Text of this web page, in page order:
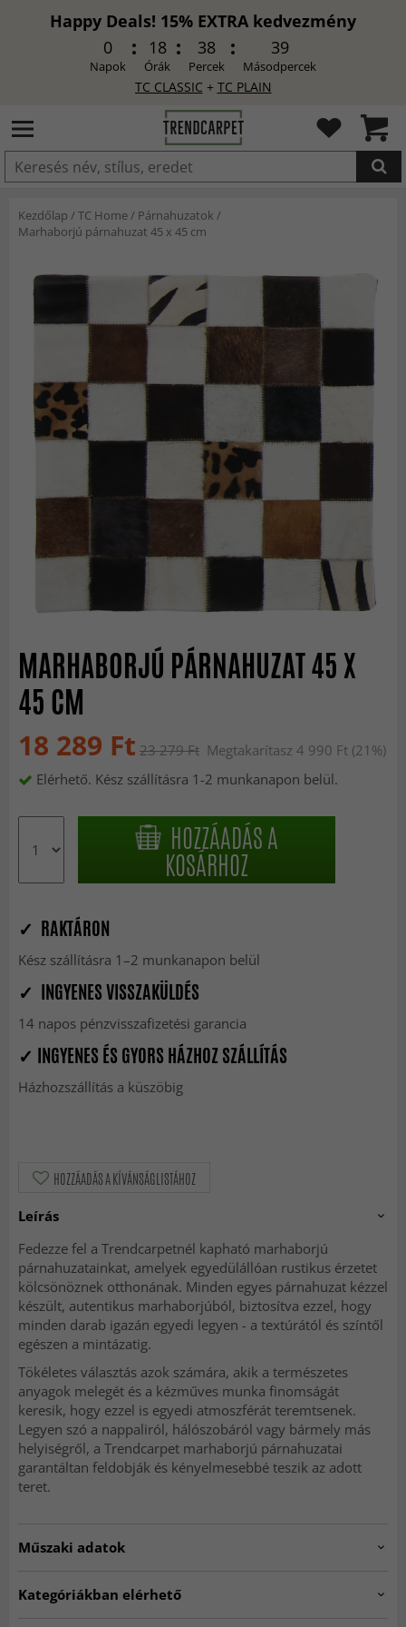
Happy Deals! 15% EXTRA kedvezmény
0
Napok
18
Órák
38
Percek
37
Másodpercek
TC CLASSIC + TC PLAIN
HOZZÁADVA
Kezdőlap /TC Home/ Párnahuzatok /
Marhaborjú párnahuzat 45 x 45 cm
MARHABORJÚ PÁRNAHUZAT 45 X
45 CM
18 289 Ft 23 279 Ft Megtakarítasz 4 990 Ft (21%)
Elérhető. Kész szállításra 1-2 munkanapon belül.
HOZZÁADÁS A
KOSÁRHOZ
✓ RAKTÁRON
Kész szállításra 1–2 munkanapon belül
✓ INGYENES VISSZAKÜLDÉS
14 napos pénzvisszafizetési garancia
✓ INGYENES ÉS GYORS HÁZHOZ SZÁLLÍTÁS
Házhozszállítás a küszöbig
HOZZÁADÁS A KÍVÁNSÁGLISTÁHOZ
Leírás
Fedezze fel a Trendcarpetnél kapható marhaborjú
párnahuzatainkat, amelyek egyedülállóan rustikus érzetet
kölcsönöznek otthonának. Minden egyes párnahuzat kézzel
készült, autentikus marhaborjúból, biztosítva ezzel, hogy
minden darab igazán egyedi legyen - a textúrától és színtől
egészen a mintázatig.
Tökéletes választás azok számára, akik a természetes
anyagok melegét és a kézműves munka finomságát
keresik, hogy ezzel is egyedi atmoszférát teremtsenek.
Legyen szó a nappaliról, hálószobáról vagy bármely más
helyiségről, a Trendcarpet marhaborjú párnahuzatai
garantáltan feldobják és kényelmesebbé teszik az adott
teret.
Műszaki adatok
Kategóriákban elérhető